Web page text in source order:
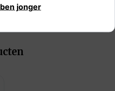
eigen review
jonger